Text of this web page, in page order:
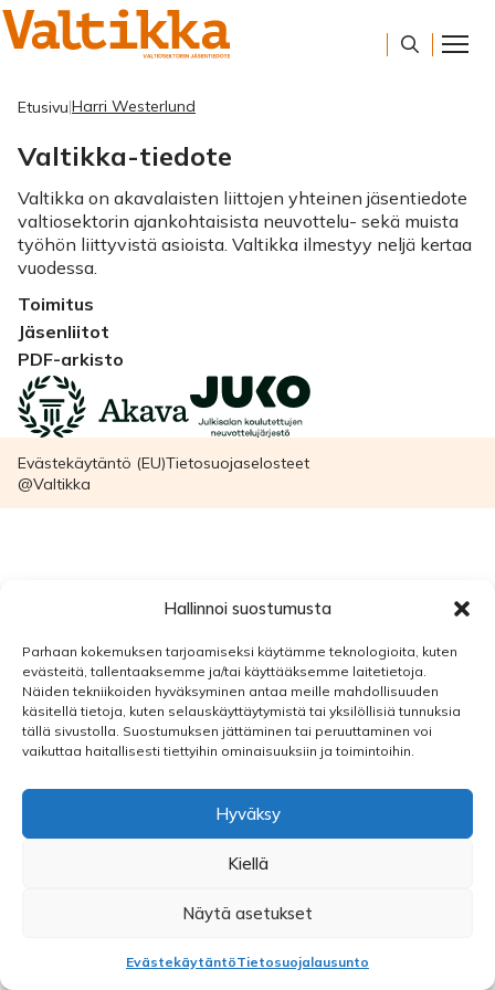
Hallinnoi suostumusta
Parhaan kokemuksen tarjoamiseksi käytämme teknologioita, kuten
evästeitä, tallentaaksemme ja/tai käyttääksemme laitetietoja.
Näiden tekniikoiden hyväksyminen antaa meille mahdollisuuden
käsitellä tietoja, kuten selauskäyttäytymistä tai yksilöllisiä tunnuksia
tällä sivustolla. Suostumuksen jättäminen tai peruuttaminen voi
vaikuttaa haitallisesti tiettyihin ominaisuuksiin ja toimintoihin.
Hyväksy
Kiellä
Näytä asetukset
EvästekäytäntöTietosuojalausunto
Etusivu Harri Westerlund
Valtikka-tiedote
Valtikka on akavalaisten liittojen yhteinen jäsentiedote
valtiosektorin ajankohtaisista neuvottelu- sekä muista
työhön liittyvistä asioista. Valtikka ilmestyy neljä kertaa
vuodessa.
Toimitus
Jäsenliitot
PDF-arkisto
Evästekäytäntö (EU)Tietosuojaselosteet
@Valtikka